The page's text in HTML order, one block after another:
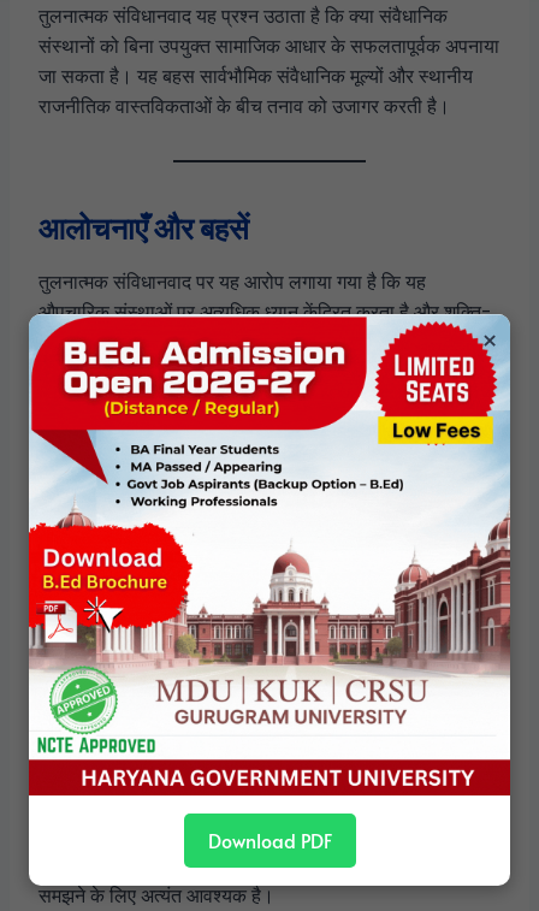
तुलनात्मक संविधानवाद यह प्रश्न उठाता है कि क्या संवैधानिक
संस्थानों को बिना उपयुक्त सामाजिक आधार के सफलतापूर्वक अपनाया
जा सकता है। यह बहस सार्वभौमिक संवैधानिक मूल्यों और स्थानीय
राजनीतिक वास्तविकताओं के बीच तनाव को उजागर करती है।
आलोचनाएँ और बहसें
तुलनात्मक संविधानवाद पर यह आरोप लगाया गया है कि यह
औपचारिक संस्थाओं पर अत्यधिक ध्यान केंद्रित करता है और शक्ति-
असमानताओं की अनदेखी करता है। कुछ आलोचकों का मानना है कि
संविधानवाद कभी-कभी अभिजात वर्ग के वर्चस्व को वैधता प्रदान करता
इन आलोचनाओं के परिणामस्वरूप, तुलनात्मक संविधानवाद में अधिक
संदर्भ-संवेदनशील और अंतर्विषयक दृष्टिकोण विकसित हुए हैं।
निष्कर्ष
तुलनात्मक संविधानवाद राजनीतिक प्रणालियों को समझने का एक
समृद्ध और बहुआयामी ढांचा प्रदान करता है। यह संविधान को केवल
कानूनी दस्तावेज़ के रूप में नहीं, बल्कि शक्ति, वैधता और राजनीतिक
संघर्ष के माध्यम के रूप में देखता है।
तुलनात्मक राजनीतिक विश्लेषण के विद्यार्थियों के लिए यह दृष्टिकोण
लोकतांत्रिक शासन, संवैधानिक डिज़ाइन और राजनीतिक परिवर्तन को
समझने के लिए अत्यंत आवश्यक है।
×
Download PDF